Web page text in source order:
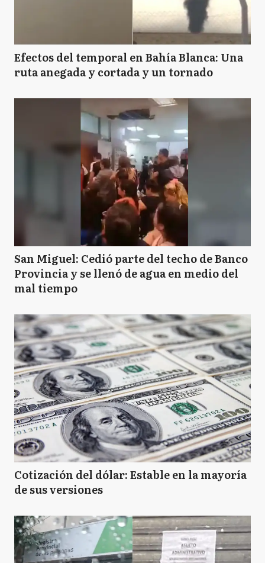
Efectos del temporal en Bahía Blanca: Una
ruta anegada y cortada y un tornado
San Miguel: Cedió parte del techo de Banco
Provincia y se llenó de agua en medio del
mal tiempo
Cotización del dólar: Estable en la mayoría
de sus versiones